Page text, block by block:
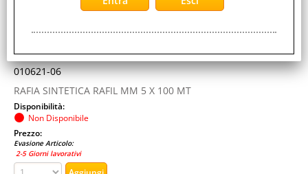
8031653354907
Cod. Produttore:
010621-06
RAFIA SINTETICA RAFIL MM 5 X 100 MT
Disponibilità:
Non Disponibile
Prezzo:
Evasione Articolo:
2-5 Giorni lavorativi